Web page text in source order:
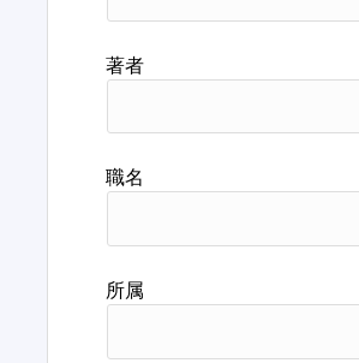
著者
職名
所属